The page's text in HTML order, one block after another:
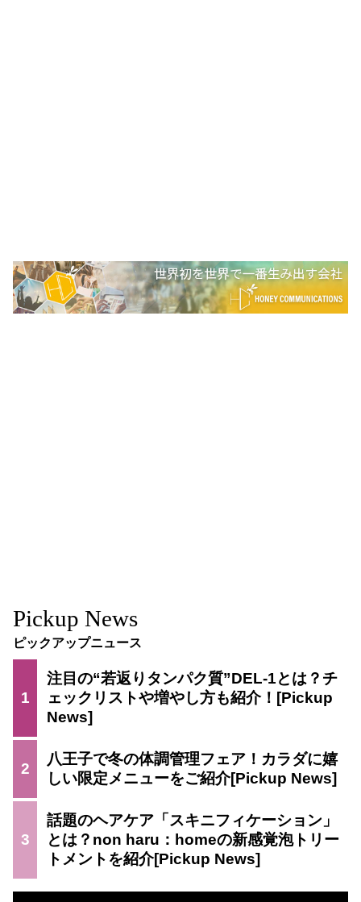
Pickup News
ピックアップニュース
1
注目の“若返りタンパク質”DEL-1とは？チ
ェックリストや増やし方も紹介！
2
八王子で冬の体調管理フェア！カラダに嬉
しい限定メニューをご紹介
3
話題のヘアケア「スキニフィケーション」
とは？non haru：homeの新感覚泡トリー
トメントを紹介